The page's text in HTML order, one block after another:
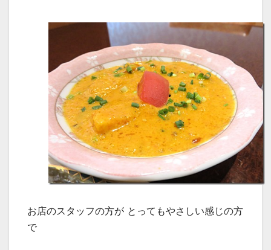
お店のスタッフの方が とってもやさしい感じの方
で